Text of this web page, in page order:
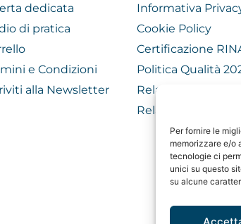
Per fornire le
memorizzare e/o
tecnologie ci
unici su questo
su alcune
dedicata
di pratica
e Condizioni
alla Newsletter
Informativa
Cookie Policy
Certificazione
Politica Qualità
Relazione di
Relazione di